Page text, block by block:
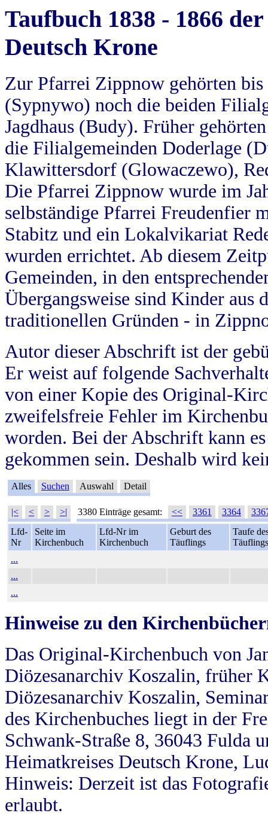
Taufbuch 1838 - 1866
Deutsch Krone
Zur Pfarrei Zippnow gehörten
(Sypnywo) noch die beiden
Jagdhaus (Budy). Früher
die Filialgemeinden Doderlage
Klawittersdorf (Glowaczewo),
Die Pfarrei Zippnow wurde im
selbständige Pfarrei Freudenfier
Stabitz und ein Lokalvikariat
wurden errichtet. Ab diesem
Gemeinden, in den
Übergangsweise sind Kinder aus
traditionellen Gründen - in
Autor dieser Abschrift ist der
Er weist auf folgende
von einer Kopie des Original-
zweifelsfreie Fehler im
worden. Bei der Abschrift kann
gekommen sein. Deshalb wird
Alles Suchen Auswahl Detail
|< < > >| 3380 Einträge gesamt: << 3361 3364
Lfd-
Nr
Seite im
Kirchenbuch
Lfd-Nr im
Kirchenbuch
Geburt des
Täuflings
Taufe
Täuflings
...
...
...
Hinweise zu den
Das Original-Kirchenbuch von
Diözesanarchiv Koszalin, früher
Diözesanarchiv Koszalin,
des Kirchenbuches liegt in der
Schwank-Straße 8, 36043 Fulda
Heimatkreises Deutsch Krone,
Hinweis: Derzeit ist das
erlaubt.